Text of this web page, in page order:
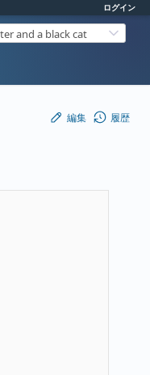
ログイン
and a black cat
編集 履歴